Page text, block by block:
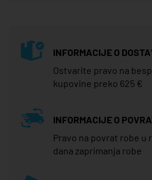
INFORMACIJE O
Ostvarite pravo na
kupovine preko 625 €
INFORMACIJE O
Pravo na povrat robe u
dana zaprimanja robe